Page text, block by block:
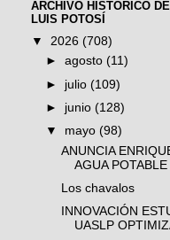
ARCHIVO HISTÓRICO
LUIS POTOSÍ
▼ 2026 (708)
►agosto(11)
► julio(109)
► junio(128)
▼ mayo(98)
ANUNCIA
AGUA POTABLE
Los chavalos
INNOVACIÓN
UASLP